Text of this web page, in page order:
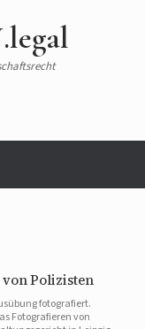
Polizisten
fotografiert.
Fotografieren von